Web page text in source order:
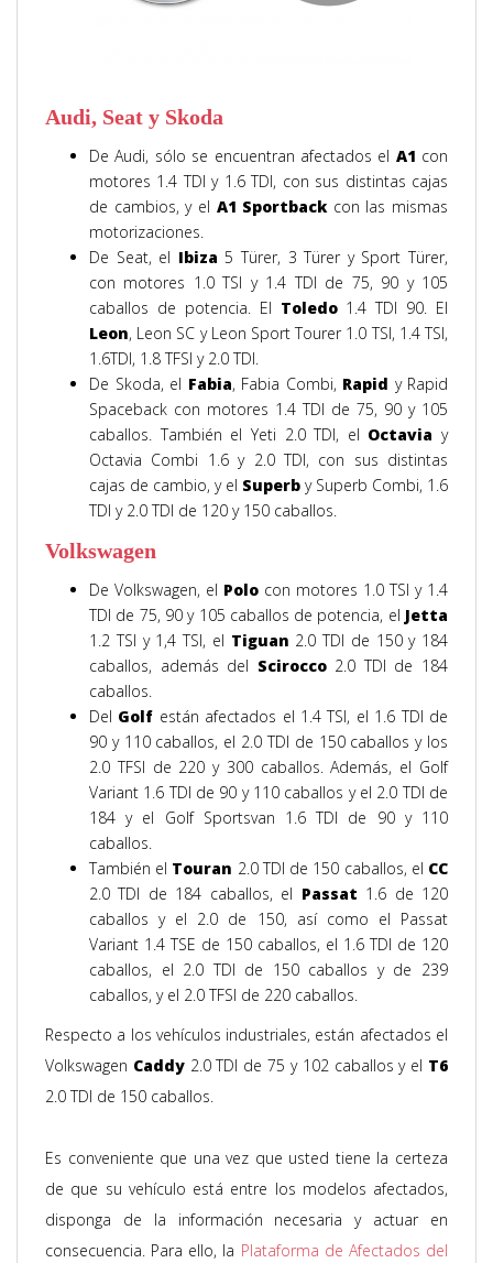
Audi, Seat y Skoda
De Audi, sólo se encuentran afectados el A1 con
motores 1.4 TDI y 1.6 TDI, con sus distintas cajas
de cambios, y el A1 Sportbackcon las mismas
motorizaciones.
De Seat, el Ibiza 5 Türer, 3 Türer y Sport Türer,
con motores 1.0 TSI y 1.4 TDI de 75, 90 y 105
caballos de potencia. El Toledo1.4 TDI 90. El
Leon, Leon SC y Leon Sport Tourer 1.0 TSI, 1.4 TSI,
1.6TDI, 1.8 TFSI y 2.0 TDI.
De Skoda, el Fabia, Fabia Combi, Rapid y Rapid
Spaceback con motores 1.4 TDI de 75, 90 y 105
caballos. También el Yeti 2.0 TDI, el Octavia y
Octavia Combi 1.6 y 2.0 TDI, con sus distintas
cajas de cambio, y el Superb y Superb Combi, 1.6
TDI y 2.0 TDI de 120 y 150 caballos.
Volkswagen
De Volkswagen, el Polo con motores 1.0 TSI y 1.4
TDI de 75, 90 y 105 caballos de potencia, el Jetta
1.2 TSI y 1,4 TSI, el Tiguan 2.0 TDI de 150 y 184
caballos, además del Scirocco2.0 TDI de 184
caballos.
Del Golf están afectados el 1.4 TSI, el 1.6 TDI de
90 y 110 caballos, el 2.0 TDI de 150 caballos y los
2.0 TFSI de 220 y 300 caballos. Además, el Golf
Variant 1.6 TDI de 90 y 110 caballos y el 2.0 TDI de
184 y el Golf Sportsvan 1.6 TDI de 90 y 110
caballos.
También el Touran 2.0 TDI de 150 caballos, el CC
2.0 TDI de 184 caballos, el Passat 1.6 de 120
caballos y el 2.0 de 150, así como el Passat
Variant 1.4 TSE de 150 caballos, el 1.6 TDI de 120
caballos, el 2.0 TDI de 150 caballos y de 239
caballos, y el 2.0 TFSI de 220 caballos.
Respecto a los vehículos industriales, están afectados el
Volkswagen Caddy2.0 TDI de 75 y 102 caballos y el T6
2.0 TDI de 150 caballos.
Es conveniente que una vez que usted tiene la certeza
de que su vehículo está entre los modelos afectados,
disponga de la información necesaria y actuar en
consecuencia. Para ello, la Plataforma de Afectados del